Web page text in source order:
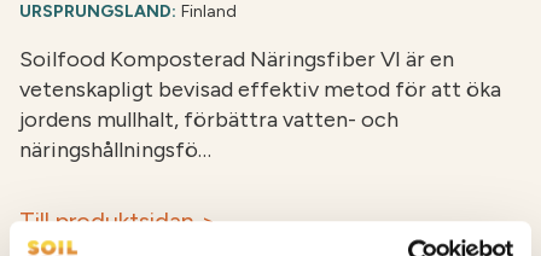
URSPRUNGSLAND: Finland
Soilfood Komposterad Näringsfiber VI är en
vetenskapligt bevisad effektiv metod för att öka
jordens mullhalt, förbättra vatten- och
näringshållningsfö…
Till produktsidan >